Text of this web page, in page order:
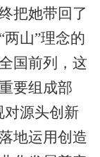
把她带回了
山”理念的
国前列，这
要组成部
对源头创新
地运用创造